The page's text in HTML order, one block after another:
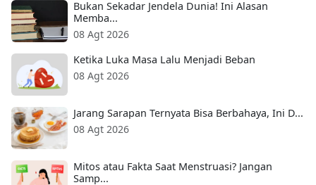
Bukan Sekadar Jendela Dunia! Ini Alasan
Memba...
08 Agt 2026
Ketika Luka Masa Lalu Menjadi Beban
08 Agt 2026
Jarang Sarapan Ternyata Bisa Berbahaya, Ini D...
08 Agt 2026
Mitos atau Fakta Saat Menstruasi? Jangan
Samp...